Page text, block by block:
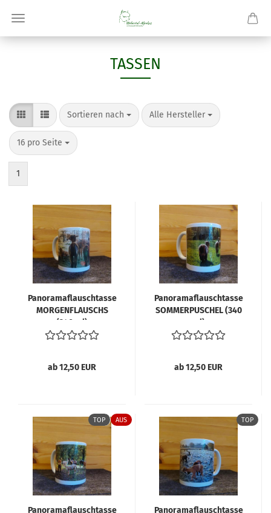
TASSEN
Sortieren nach
Sortieren nach Alle Hersteller
pro Seite
16 pro Seite
pro Seite
1
Pan­ora­ma­flausch­tas­se
MOR­GEN­FLAUSCHS
(340 ml)
ab 12,50 EUR
Pan­ora­ma­flausch­tas­se
SOM­MER­PU­SCHEL (340
ml)
ab 12,50 EUR
TOP AUS
Pan­ora­ma­flausch­tas­se
TOP
Pan­ora­ma­flausch­tas­se